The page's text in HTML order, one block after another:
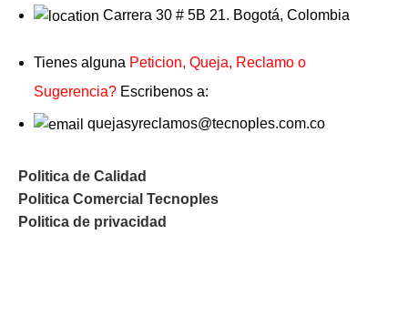
Carrera 30 # 5B 21. Bogotá, Colombia
Tienes alguna Peticion, Queja, Reclamo o
Sugerencia? Escribenos a:
quejasyreclamos@tecnoples.com.co
Politica de Calidad
Politica Comercial Tecnoples
Politica de privacidad